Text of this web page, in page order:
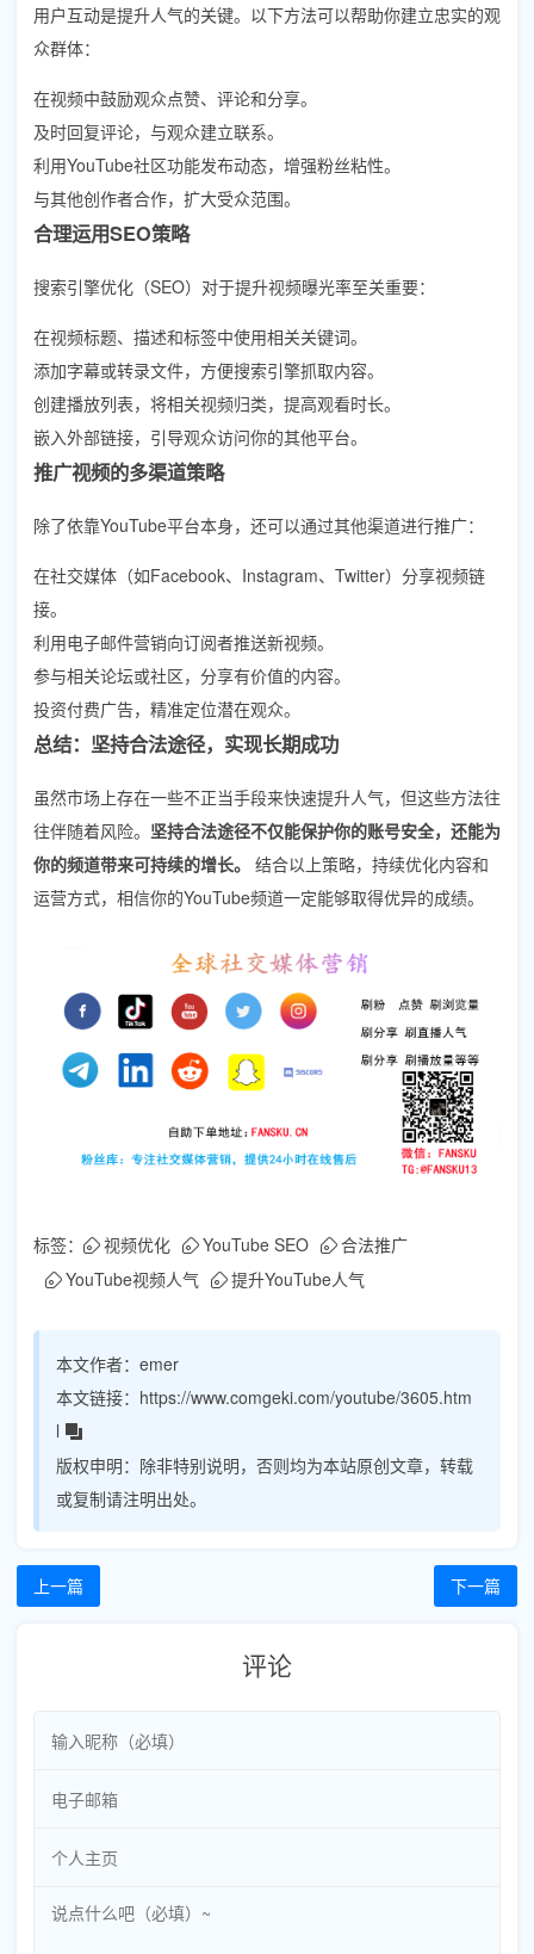
用户互动是提升人气的关键。以下方法可以帮助你建立忠实的观
众群体：
在视频中鼓励观众点赞、评论和分享。
及时回复评论，与观众建立联系。
利用YouTube社区功能发布动态，增强粉丝粘性。
与其他创作者合作，扩大受众范围。
合理运用SEO策略
搜索引擎优化（SEO）对于提升视频曝光率至关重要：
在视频标题、描述和标签中使用相关关键词。
添加字幕或转录文件，方便搜索引擎抓取内容。
创建播放列表，将相关视频归类，提高观看时长。
嵌入外部链接，引导观众访问你的其他平台。
推广视频的多渠道策略
除了依靠YouTube平台本身，还可以通过其他渠道进行推广：
在社交媒体（如Facebook、Instagram、Twitter）分享视频链
接。
利用电子邮件营销向订阅者推送新视频。
参与相关论坛或社区，分享有价值的内容。
投资付费广告，精准定位潜在观众。
总结：坚持合法途径，实现长期成功
虽然市场上存在一些不正当手段来快速提升人气，但这些方法往
往伴随着风险。 坚持合法途径不仅能保护你的账号安全，还能为
你的频道带来可持续的增长。 结合以上策略，持续优化内容和
运营方式，相信你的YouTube频道一定能够取得优异的成绩。
标签： 视频优化 YouTube SEO
合法推广
YouTube视频人气
提升YouTube人气
本文作者： emer
本文链接： https://www.comgeki.com/youtube/3605.htm
l
版权申明： 除非特别说明，否则均为本站原创文章，转载
或复制请注明出处。
上一篇 下一篇
评论